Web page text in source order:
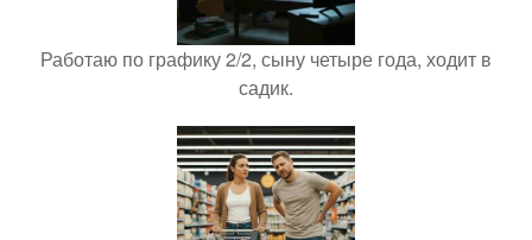
Работаю по графику 2/2, сыну четыре года, ходит в
садик.